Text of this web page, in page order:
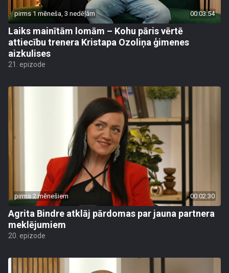
pirms 1 mēneša, 3 nedēļām 00:03:54
Laiks mainītām lomām – Kohu pāris vērtē
attiecību trenera Kristapa Ozoliņa ģimenes
aizkulises
21. epizode
pirms 2 mēnešiem 00:02:30
Agrita Bindre atklāj pārdomas par jauna partnera
meklējumiem
20. epizode